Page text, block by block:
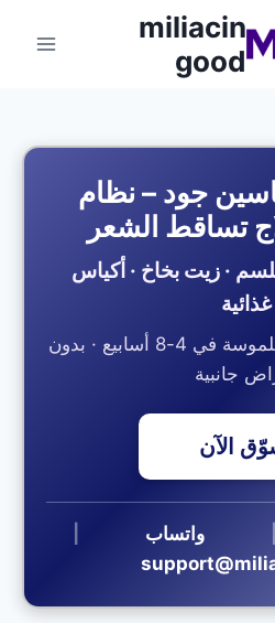
miliacin
good
جود – نظام
تساقط الشعر
· زيت بخاخ · أكياس
غذائية
طبيعي 100% · نتائج ملموسة في 4-8 أسابيع · بدون
جانبية
الآن
واتساب